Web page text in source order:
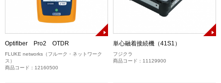
Optifiber Pro2 OTDR
FLUKE networks（フルーク・ネットワーク
ス）
商品コード：12160500
単心融着接続機（41S1）
フジクラ
商品コード：11129900